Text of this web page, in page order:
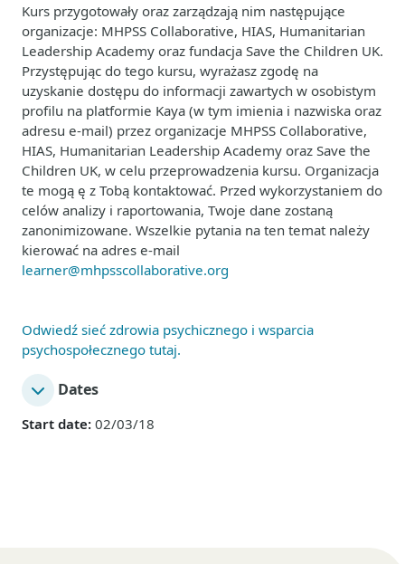
Kurs przygotowały oraz zarządzają nim następujące
organizacje: MHPSS Collaborative, HIAS, Humanitarian
Leadership Academy oraz fundacja Save the Children UK.
Przystępując do tego kursu, wyrażasz zgodę na
uzyskanie dostępu do informacji zawartych w osobistym
profilu na platformie Kaya (w tym imienia i nazwiska oraz
adresu e-mail) przez organizacje MHPSS Collaborative,
HIAS, Humanitarian Leadership Academy oraz Save the
Children UK, w celu przeprowadzenia kursu. Organizacja
te mogą ę z Tobą kontaktować. Przed wykorzystaniem do
celów analizy i raportowania, Twoje dane zostaną
zanonimizowane. Wszelkie pytania na ten temat należy
kierować na adres e-mail
learner@mhpsscollaborative.org
Odwiedź sieć zdrowia psychicznego i wsparcia
psychospołecznego tutaj.
Dates
Start date: 02/03/18